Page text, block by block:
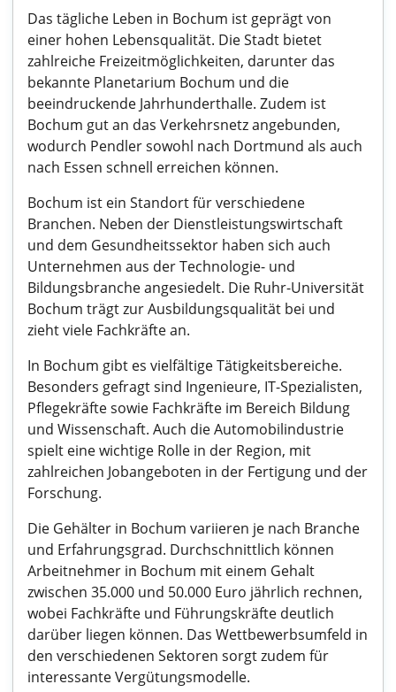
Das tägliche Leben in Bochum ist geprägt von
einer hohen Lebensqualität. Die Stadt bietet
zahlreiche Freizeitmöglichkeiten, darunter das
bekannte Planetarium Bochum und die
beeindruckende Jahrhunderthalle. Zudem ist
Bochum gut an das Verkehrsnetz angebunden,
wodurch Pendler sowohl nach Dortmund als auch
nach Essen schnell erreichen können.
Bochum ist ein Standort für verschiedene
Branchen. Neben der Dienstleistungswirtschaft
und dem Gesundheitssektor haben sich auch
Unternehmen aus der Technologie- und
Bildungsbranche angesiedelt. Die Ruhr-Universität
Bochum trägt zur Ausbildungsqualität bei und
zieht viele Fachkräfte an.
In Bochum gibt es vielfältige Tätigkeitsbereiche.
Besonders gefragt sind Ingenieure, IT-Spezialisten,
Pflegekräfte sowie Fachkräfte im Bereich Bildung
und Wissenschaft. Auch die Automobilindustrie
spielt eine wichtige Rolle in der Region, mit
zahlreichen Jobangeboten in der Fertigung und der
Forschung.
Die Gehälter in Bochum variieren je nach Branche
und Erfahrungsgrad. Durchschnittlich können
Arbeitnehmer in Bochum mit einem Gehalt
zwischen 35.000 und 50.000 Euro jährlich rechnen,
wobei Fachkräfte und Führungskräfte deutlich
darüber liegen können. Das Wettbewerbsumfeld in
den verschiedenen Sektoren sorgt zudem für
interessante Vergütungsmodelle.